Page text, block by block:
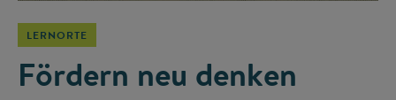
LERNORTE
Fördern neu denken